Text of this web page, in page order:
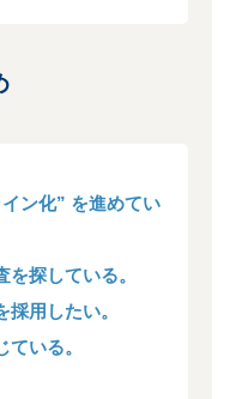
ン化” を進めてい
探している。
用したい。
いる。